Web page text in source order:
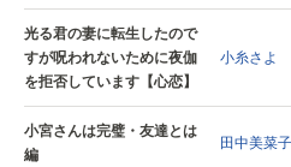
光る君の妻に転生したので
すが呪われないために夜伽
を拒否しています【心恋】
小糸さよ
小宮さんは完璧・友達とは
編
田中美菜子